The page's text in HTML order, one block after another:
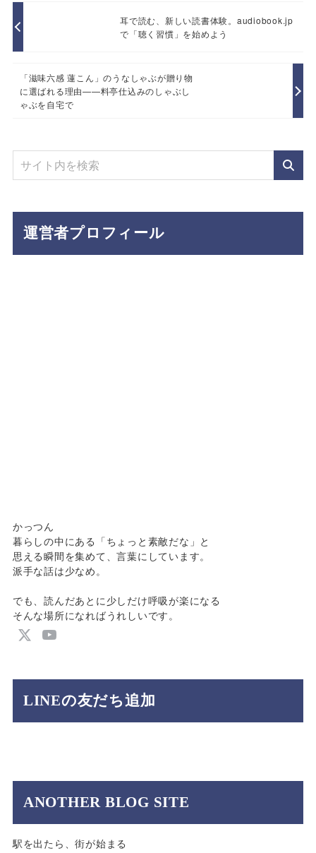
耳で読む、新しい読書体験。audiobook.jp
で「聴く習慣」を始めよう
「滋味六感 蓮こん」のうなしゃぶが贈り物
に選ばれる理由——料亭仕込みのしゃぶし
ゃぶを自宅で
運営者プロフィール
かっつん
暮らしの中にある「ちょっと素敵だな」と
思える瞬間を集めて、言葉にしています。
派手な話は少なめ。
でも、読んだあとに少しだけ呼吸が楽になる
そんな場所になればうれしいです。
LINEの友だち追加
ANOTHER BLOG SITE
駅を出たら、街が始まる